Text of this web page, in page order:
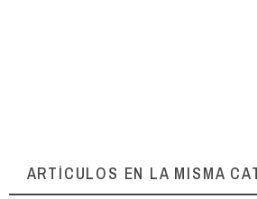
ARTÍCULOS EN LA MISMA